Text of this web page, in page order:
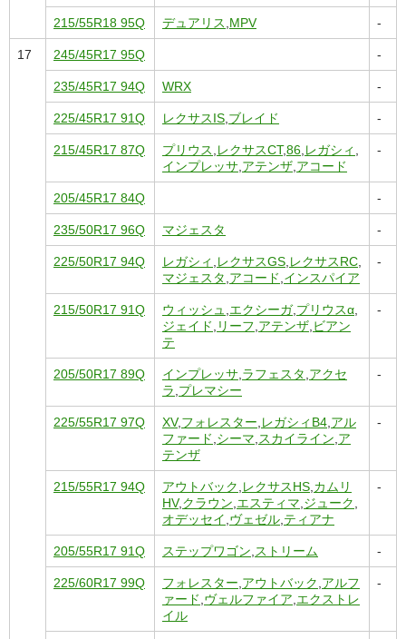
215/55R18 95Q デュアリス MPV -
17 245/45R17 95Q -
235/45R17 94Q WRX -
225/45R17 91Q レクサスIS ブレイド -
215/45R17 87Q プリウス レクサスCT,86 レガシィ
インプレッサ アテンザ アコード
-
205/45R17 84Q -
235/50R17 96Q マジェスタ -
225/50R17 94Q レガシィ レクサスGS レクサスRC
マジェスタ アコード インスパイア
-
215/50R17 91Q ウィッシュ エクシーガ, プリウスα
ジェイド リーフ アテンザ ビアン
テ
-
205/50R17 89Q インプレッサ ラフェスタ アクセ
ラ プレマシー
-
225/55R17 97Q XV,フォレスター レガシィB4 アル
ファード シーマ スカイライン ア
テンザ
-
215/55R17 94Q アウトバック レクサスHS カムリ
HV,クラウン エスティマ ジューク
オデッセイ ヴェゼル ティアナ
-
205/55R17 91Q ステップワゴン ストリーム -
225/60R17 99Q フォレスター アウトバック アルフ
ァード ヴェルファイア エクストレ
イル
-